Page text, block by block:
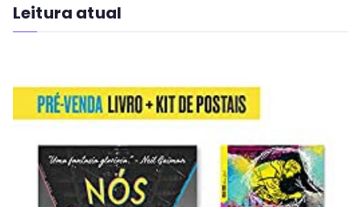
Leitura atual